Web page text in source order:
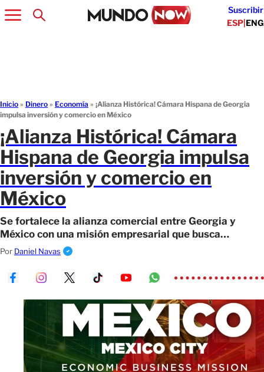
Suscribir
ESP|ENG
Inicio » Dinero » Economía » ¡Alianza Histórica! Cámara Hispana de Georgia
impulsa inversión y comercio en México
¡Alianza Histórica! Cámara
Hispana de Georgia impulsa
inversión y comercio en
México
Se fortalece la alianza comercial entre Georgia y
México con una misión empresarial que busca
impulsar inversión y nuevas oportunidades.
Por Daniel Navas